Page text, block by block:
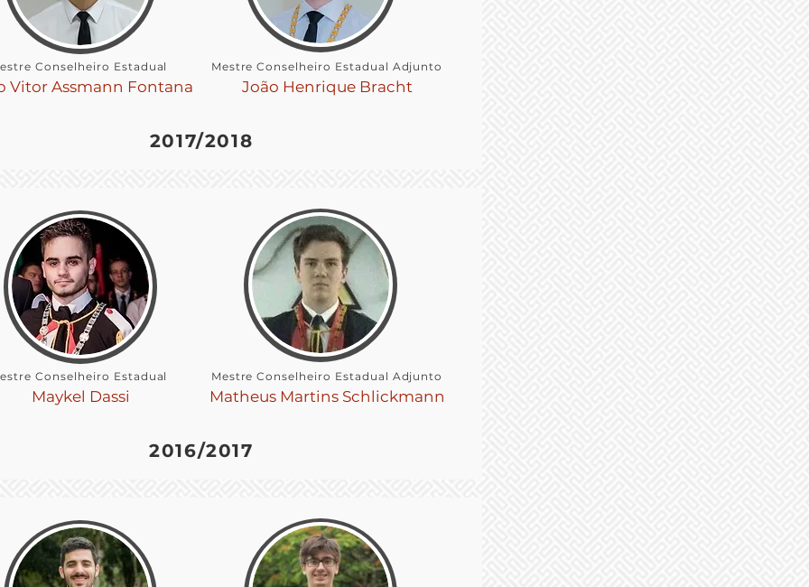
Conselheiro Estadual Mestre Conselheiro Estadual Adjunto
Vitor Assmann Fontana João Henrique Bracht
2017/2018
Conselheiro Estadual Mestre Conselheiro Estadual Adjunto
Maykel Dassi Matheus Martins Schlickmann
2016/2017